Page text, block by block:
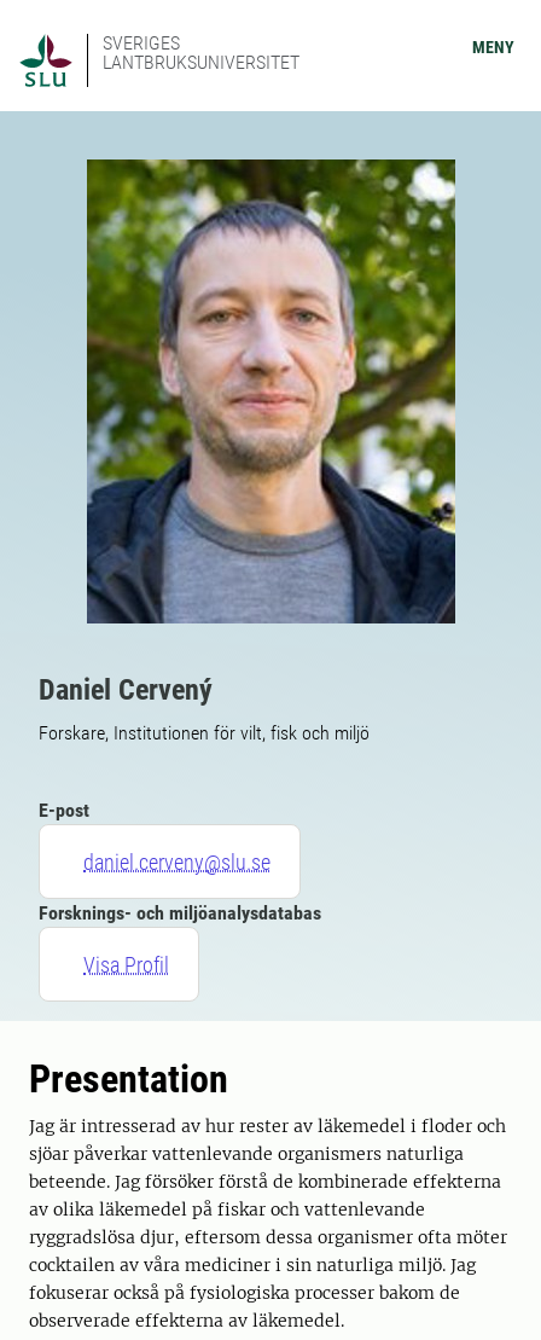
SVERIGES
LANTBRUKSUNIVERSITET
MENY
Daniel Cervený
Forskare, Institutionen för vilt, fisk och miljö
E-post
daniel.cerveny@slu.se
Forsknings- och miljöanalysdatabas
Visa Profil
Presentation
Jag är intresserad av hur rester av läkemedel i floder och
sjöar påverkar vattenlevande organismers naturliga
beteende. Jag försöker förstå de kombinerade effekterna
av olika läkemedel på fiskar och vattenlevande
ryggradslösa djur, eftersom dessa organismer ofta möter
cocktailen av våra mediciner i sin naturliga miljö. Jag
fokuserar också på fysiologiska processer bakom de
observerade effekterna av läkemedel.